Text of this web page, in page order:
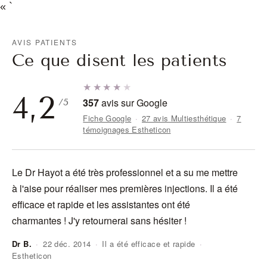
« `
AVIS PATIENTS
Ce que disent les patients
4,2 /5
★★★★ ★
357avis sur Google
Fiche Google · 27 avis Multiesthétique · 7
témoignages Estheticon
Le Dr Hayot a été très professionnel et a su me mettre
à l'aise pour réaliser mes premières injections. Il a été
efficace et rapide et les assistantes ont été
charmantes ! J'y retournerai sans hésiter !
Dr B. · 22 déc. 2014 · Il a été efficace et rapide ·
Estheticon